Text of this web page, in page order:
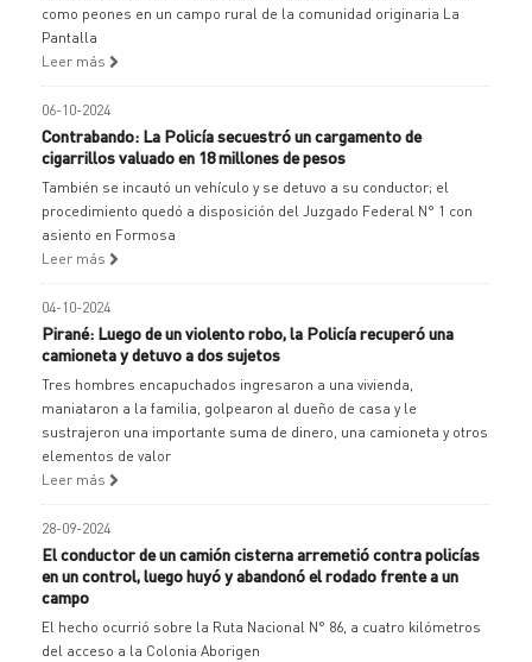
como peones en un campo rural de la comunidad originaria La
Pantalla
Leer más
06-10-2024
Contrabando: La Policía secuestró un cargamento de
cigarrillos valuado en 18 millones de pesos
También se incautó un vehículo y se detuvo a su conductor; el
procedimiento quedó a disposición del Juzgado Federal N° 1 con
asiento en Formosa
Leer más
04-10-2024
Pirané: Luego de un violento robo, la Policía recuperó una
camioneta y detuvo a dos sujetos
Tres hombres encapuchados ingresaron a una vivienda,
maniataron a la familia, golpearon al dueño de casa y le
sustrajeron una importante suma de dinero, una camioneta y otros
elementos de valor
Leer más
28-09-2024
El conductor de un camión cisterna arremetió contra policías
en un control, luego huyó y abandonó el rodado frente a un
campo
El hecho ocurrió sobre la Ruta Nacional N° 86, a cuatro kilómetros
del acceso a la Colonia Aborigen